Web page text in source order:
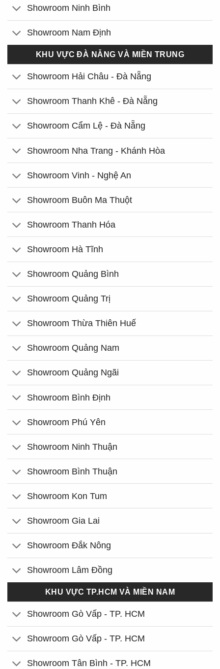
Showroom Ninh Bình
Showroom Nam Định
KHU VỰC ĐÀ NẴNG VÀ MIỀN TRUNG
Showroom Hải Châu - Đà Nẵng
Showroom Thanh Khê - Đà Nẵng
Showroom Cẩm Lệ - Đà Nẵng
Showroom Nha Trang - Khánh Hòa
Showroom Vinh - Nghệ An
Showroom Buôn Ma Thuột
Showroom Thanh Hóa
Showroom Hà Tĩnh
Showroom Quảng Bình
Showroom Quảng Trị
Showroom Thừa Thiên Huế
Showroom Quảng Nam
Showroom Quảng Ngãi
Showroom Bình Định
Showroom Phú Yên
Showroom Ninh Thuận
Showroom Bình Thuận
Showroom Kon Tum
Showroom Gia Lai
Showroom Đắk Nông
Showroom Lâm Đồng
KHU VỰC TP.HCM VÀ MIỀN NAM
Showroom Gò Vấp - TP. HCM
Showroom Gò Vấp - TP. HCM
Showroom Tân Bình - TP. HCM